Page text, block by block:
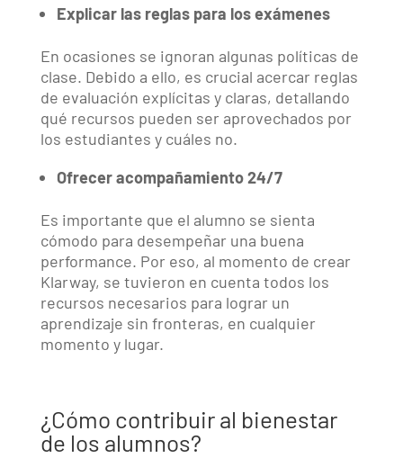
Explicar las reglas para los exámenes
En ocasiones se ignoran algunas políticas de
clase. Debido a ello, es crucial acercar reglas
de evaluación explícitas y claras, detallando
qué recursos pueden ser aprovechados por
los estudiantes y cuáles no.
Ofrecer acompañamiento 24/7
Es importante que el alumno se sienta
cómodo para desempeñar una buena
performance. Por eso, al momento de crear
Klarway, se tuvieron en cuenta todos los
recursos necesarios para lograr un
aprendizaje sin fronteras, en cualquier
momento y lugar.
¿Cómo contribuir al bienestar
de los alumnos?